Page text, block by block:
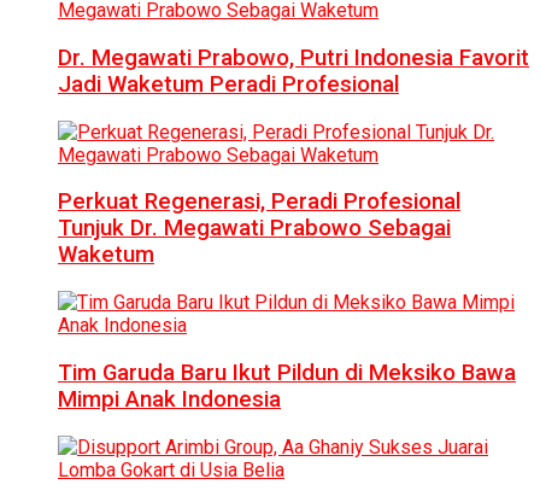
Dr. Megawati Prabowo, Putri Indonesia Favorit
Jadi Waketum Peradi Profesional
Perkuat Regenerasi, Peradi Profesional
Tunjuk Dr. Megawati Prabowo Sebagai
Waketum
Tim Garuda Baru Ikut Pildun di Meksiko Bawa
Mimpi Anak Indonesia